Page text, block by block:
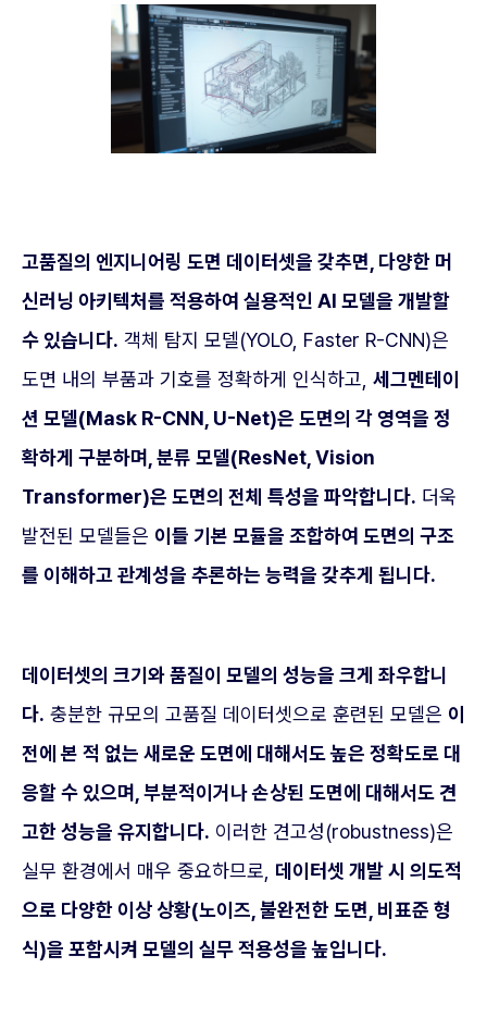
고품질의 엔지니어링 도면 데이터셋을 갖추면, 다양한 머
신러닝 아키텍처를 적용하여 실용적인 AI 모델을 개발할
수 있습니다. 객체 탐지 모델(YOLO, Faster R-CNN)은
도면 내의 부품과 기호를 정확하게 인식하고, 세그멘테이
션 모델(Mask R-CNN, U-Net)은 도면의 각 영역을 정
확하게 구분하며, 분류 모델(ResNet, Vision
Transformer)은 도면의 전체 특성을 파악합니다. 더욱
발전된 모델들은 이들 기본 모듈을 조합하여 도면의 구조
를 이해하고 관계성을 추론하는 능력을 갖추게 됩니다.
데이터셋의 크기와 품질이 모델의 성능을 크게 좌우합니
다. 충분한 규모의 고품질 데이터셋으로 훈련된 모델은 이
전에 본 적 없는 새로운 도면에 대해서도 높은 정확도로 대
응할 수 있으며, 부분적이거나 손상된 도면에 대해서도 견
고한 성능을 유지합니다. 이러한 견고성(robustness)은
실무 환경에서 매우 중요하므로, 데이터셋 개발 시 의도적
으로 다양한 이상 상황(노이즈, 불완전한 도면, 비표준 형
식)을 포함시켜 모델의 실무 적용성을 높입니다.